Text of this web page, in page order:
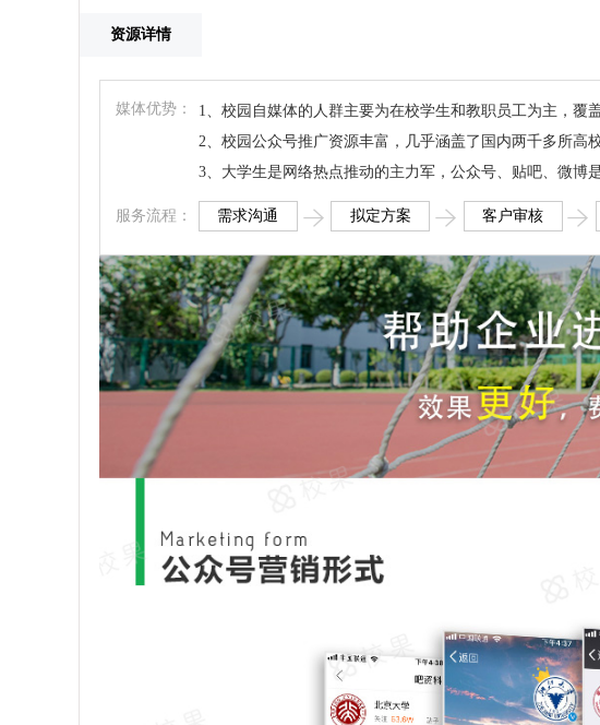
资源详情
媒体优势：
1、校园自媒体的人群主要为在校学生和教职员工为主，覆
2、校园公众号推广资源丰富，几乎涵盖了国内两千多所高
3、大学生是网络热点推动的主力军，公众号、贴吧、微博
服务流程： 需求沟通 拟定方案 客户审核